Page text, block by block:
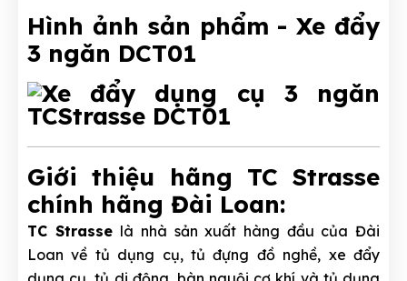
Hình ảnh sản phẩm - Xe đẩy
3 ngăn DCT01
Giới thiệu hãng TC Strasse
chính hãng Đài Loan:
TC Strasse là nhà sản xuất hàng đầu của Đài
Loan về tủ dụng cụ, tủ đựng đồ nghề, xe đẩy